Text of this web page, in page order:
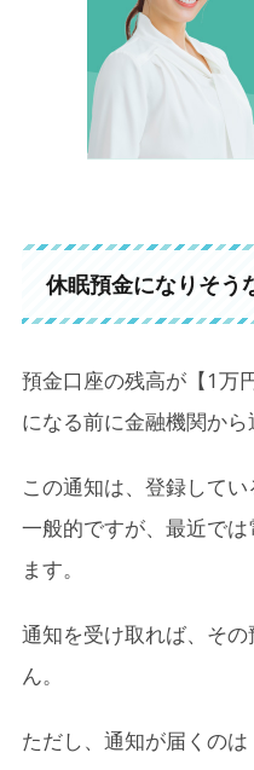
休眠預金になりそう
預金口座の残高が【1万
になる前に金融機関から
この通知は、登録して
一般的ですが、最近で
ます。
通知を受け取れば、そ
ん。
ただし、通知が届くの